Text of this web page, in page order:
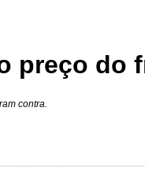
preço do
contra.